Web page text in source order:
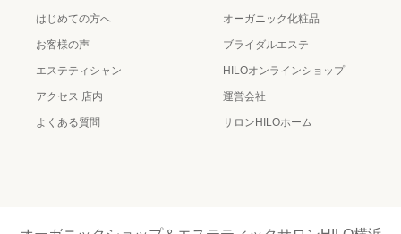
はじめての方へ
お客様の声
エステティシャン
アクセス 店内
よくある質問
オーガニック化粧品
ブライダルエステ
HILOオンラインショップ
運営会社
サロンHILOホーム